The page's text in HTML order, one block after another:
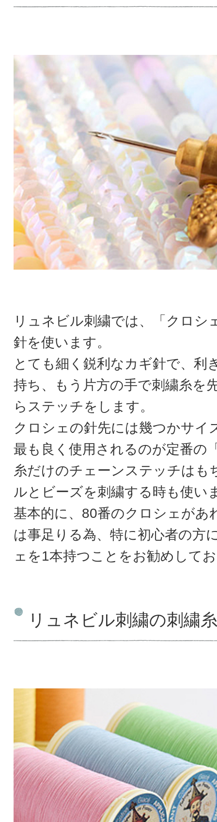
リュネビル刺繍では、「クロシ
針を使います。
とても細く鋭利なカギ針で、利
持ち、もう片方の手で刺繍糸を
らステッチをします。
クロシェの針先には幾つかサイ
最も良く使用されるのが定番の
糸だけのチェーンステッチはも
ルとビーズを刺繍する時も使い
基本的に、80番のクロシェがあ
は事足りる為、特に初心者の方
ェを1本持つことをお勧めして
リュネビル刺繍の刺繍糸